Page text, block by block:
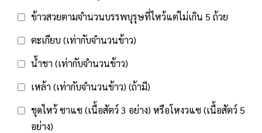
ข้าวสวยตามจำนวนบรรพบุรุษที่ไหว้แต่ไม่เกิน 5 ถ้วย
ตะเกียบ (เท่ากับจำนวนข้าว)
น้ำชา (เท่ากับจำนวนข้าว)
เหล้า (เท่ากับจำนวนข้าว) (ถ้ามี)
ชุดไหว้ ซาแซ (เนื้อสัตว์ 3 อย่าง) หรือโหงวแซ (เนื้อสัตว์ 5
อย่าง)